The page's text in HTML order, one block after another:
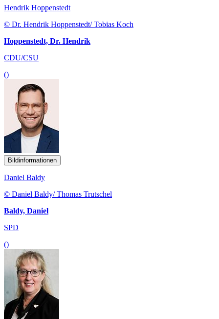
Hendrik Hoppenstedt
© Dr. Hendrik Hoppenstedt/ Tobias Koch
Hoppenstedt, Dr. Hendrik
CDU/CSU
()
Bildinformationen
Daniel Baldy
© Daniel Baldy/ Thomas Trutschel
Baldy, Daniel
SPD
()